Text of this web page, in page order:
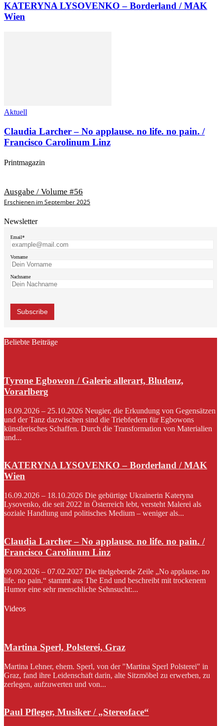
KATERYNA LYSOVENKO – Borderland / MAK
Wien
Aktuell
Claudia Larcher – No applause. no life. no pain. /
Francisco Carolinum Linz
Printmagazin
Ausgabe / Volume #56
Erschienen im September 2025
Newsletter
Email*
Vorname
Nachname
Beliebte Beiträge
Tyrone Egbowon / Galerie allerart, Bludenz,
Vorarlberg
18.09.2026 – 25.10.2026 Neugier, die Erkundung von Gegensätzen
und der Tanz dazwischen sind die Triebfedern für Egbowons
künstlerisches Schaffen. Durch die Transformation von Materialien
und...
KATERYNA LYSOVENKO – Borderland / MAK
Wien
16.09.2026 – 18.10.2026 Die gebürtige Ukrainerin Kateryna
Lysovenko, die seit 2022 in Österreich lebt, versteht Malerei als
soziale Handlung und politisches Medium – weniger als...
Claudia Larcher – No applause. no life. no pain. /
Francisco Carolinum Linz
09.09.2026 – 07.02.2027 Die titelgebende Zeile „No applause. no
life. no pain.“ stammt aus The End und beschreibt mit trockenem
Humor eine sehr menschliche Sehnsucht:...
Videos
Martina Sperl, Polsterei, Graz
Martina Lehner, ehem. Sperl, von der "Martina Sperl Polsterei" in
Graz, fand ihre Leidenschaft darin, alte Sitzmöbel zu erwerben, zu
zerlegen, aufzuwerten und von...
Paul Pfleger, Musiker / „Stereoface“